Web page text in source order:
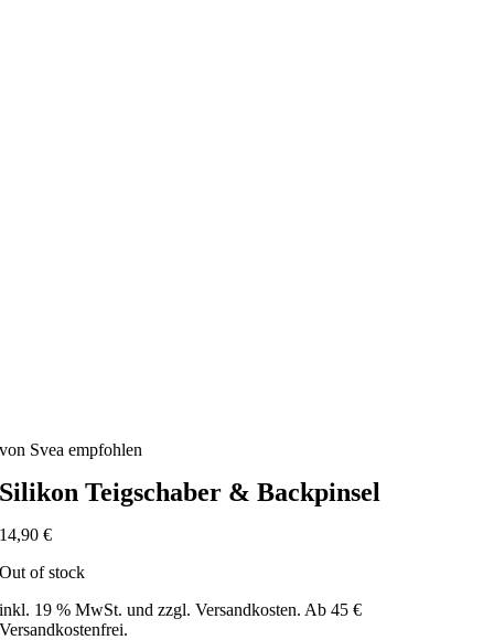
von Svea empfohlen
Silikon Teigschaber & Backpinsel
14,90€
Out of stock
inkl. 19 % MwSt. und zzgl. Versandkosten. Ab 45 €
Versandkostenfrei.